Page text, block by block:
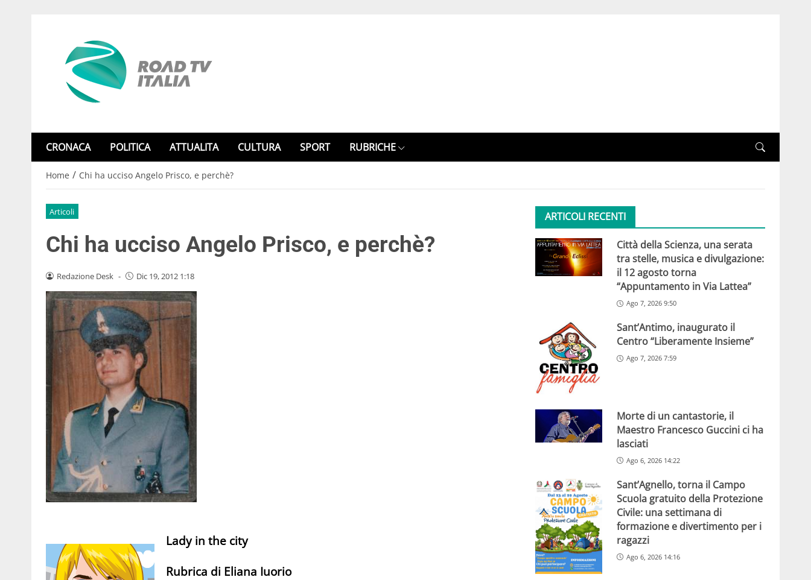
CRONACA POLITICA ATTUALITA CULTURA SPORT RUBRICHE
Home / Chi ha ucciso Angelo Prisco, e perchè?
Articoli
Chi ha ucciso Angelo Prisco, e perchè?
Redazione Desk - Dic 19, 2012 1:18
Lady in the city
Rubrica di Eliana Iuorio
ARTICOLI RECENTI
Città della Scienza, una serata
tra stelle, musica e divulgazione:
il 12 agosto torna
“Appuntamento in Via Lattea”
Ago 7, 2026 9:50
Sant’Antimo, inaugurato il
Centro “Liberamente Insieme”
Ago 7, 2026 7:59
Morte di un cantastorie, il
Maestro Francesco Guccini ci ha
lasciati
Ago 6, 2026 14:22
Sant’Agnello, torna il Campo
Scuola gratuito della Protezione
Civile: una settimana di
formazione e divertimento per i
ragazzi
Ago 6, 2026 14:16